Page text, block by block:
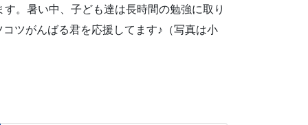
。暑い中、子ども達は長時間の勉強に取り
ツがんばる君を応援してます♪（写真は小